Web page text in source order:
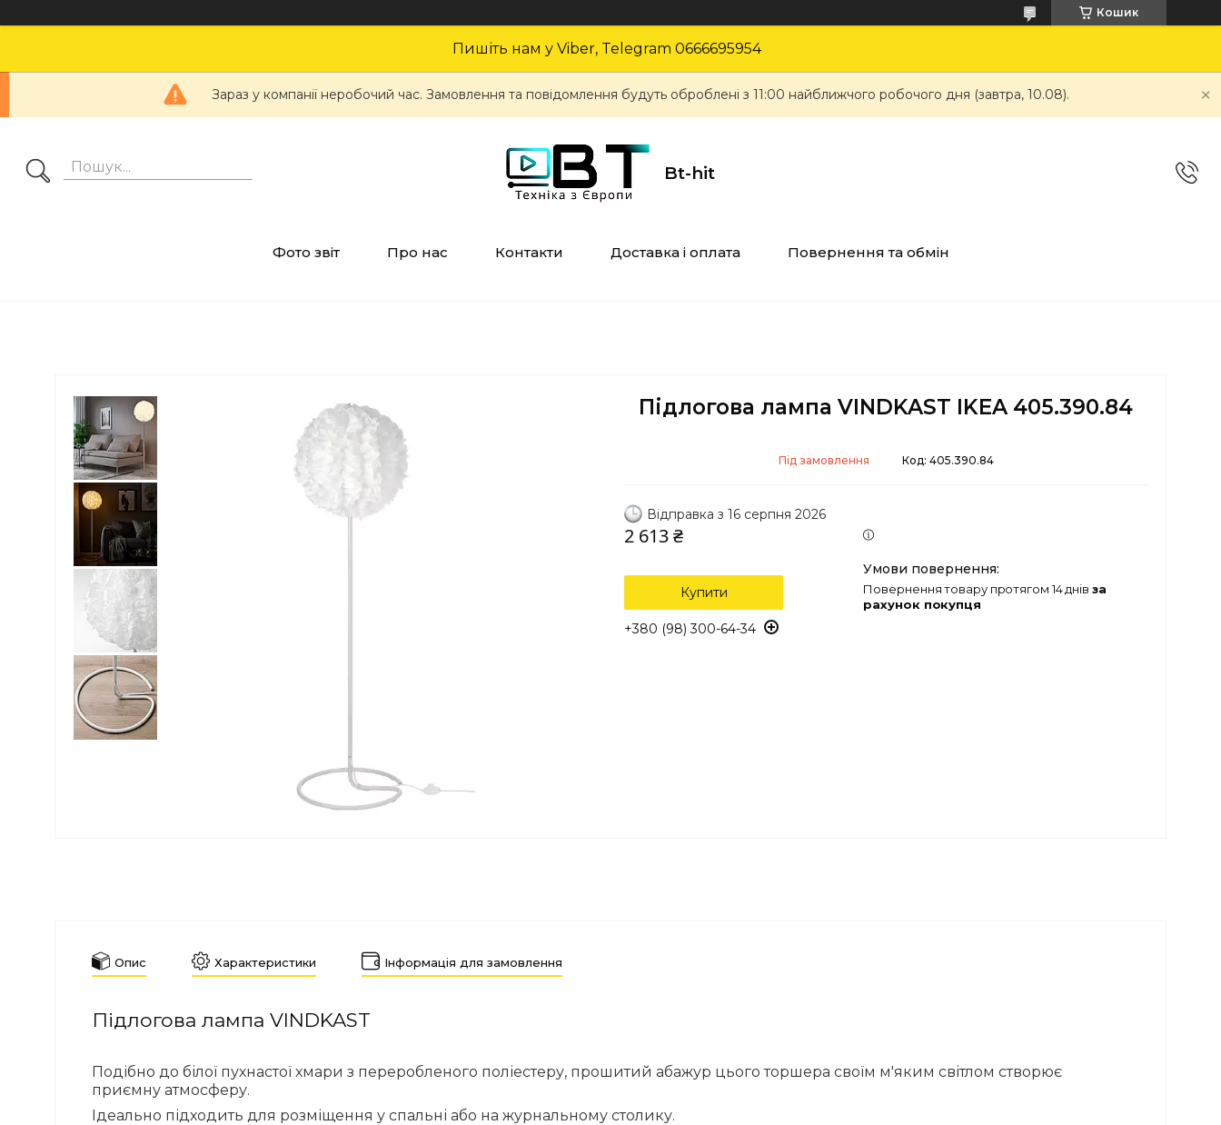
Кошик
Пишіть нам у Viber, Telegram 0666695954
Зараз у компанії неробочий час. Замовлення та повідомлення будуть оброблені з 11:00 найближчого робочого дня (завтра, 10.08).
Bt-hit
Фото звіт Про нас Контакти Доставка і оплата Повернення та обмін
Підлогова лампа VINDKAST IKEA 405.390.84
Під замовлення Код: 405.390.84
Відправка з 16 серпня 2026
2 613 ₴
Купити
+380 (98) 300-64-34
повернення товару протягом 14 днів за
рахунок покупця
Опис Характеристики Інформація для замовлення
Підлогова лампа VINDKAST
Подібно до білої пухнастої хмари з переробленого поліестеру, прошитий абажур цього торшера своїм м'яким світлом створює
приємну атмосферу.
Ідеально підходить для розміщення у спальні або на журнальному столику.